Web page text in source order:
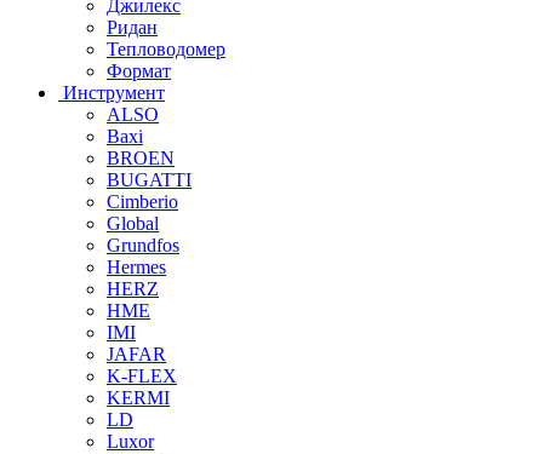
Джилекс
Ридан
Тепловодомер
Формат
Инструмент
ALSO
Baxi
BROEN
BUGATTI
Cimberio
Global
Grundfos
Hermes
HERZ
HME
IMI
JAFAR
K-FLEX
KERMI
LD
Luxor